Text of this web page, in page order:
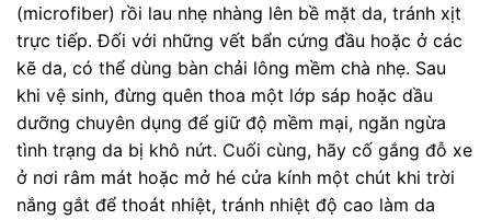
(microfiber) rồi lau nhẹ nhàng lên bề mặt da, tránh xịt
trực tiếp. Đối với những vết bẩn cứng đầu hoặc ở các
kẽ da, có thể dùng bàn chải lông mềm chà nhẹ. Sau
khi vệ sinh, đừng quên thoa một lớp sáp hoặc dầu
dưỡng chuyên dụng để giữ độ mềm mại, ngăn ngừa
tình trạng da bị khô nứt. Cuối cùng, hãy cố gắng đỗ xe
ở nơi râm mát hoặc mở hé cửa kính một chút khi trời
nắng gắt để thoát nhiệt, tránh nhiệt độ cao làm da